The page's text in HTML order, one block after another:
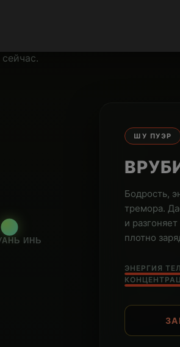
сейчас.
ИНЬ
ШУ ПУЭР
Бодрость,
тремора.
и
плотно
ЭНЕРГИЯ